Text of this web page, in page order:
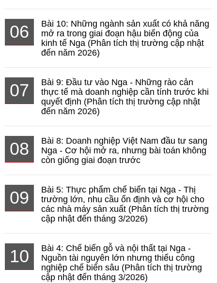
06
Bài 10: Những ngành sản xuất có khả năng
mở ra trong giai đoạn hậu biến động của
kinh tế Nga (Phân tích thị trường cập nhật
đến năm 2026)
07
Bài 9: Đầu tư vào Nga - Những rào cản
thực tế mà doanh nghiệp cần tính trước khi
quyết định (Phân tích thị trường cập nhật
đến năm 2026)
08
Bài 8: Doanh nghiệp Việt Nam đầu tư sang
Nga - Cơ hội mở ra, nhưng bài toán không
còn giống giai đoạn trước
09
Bài 5: Thực phẩm chế biến tại Nga - Thị
trường lớn, nhu cầu ổn định và cơ hội cho
các nhà máy sản xuất (Phân tích thị trường
cập nhật đến tháng 3/2026)
10
Bài 4: Chế biến gỗ và nội thất tại Nga -
Nguồn tài nguyên lớn nhưng thiếu công
nghiệp chế biến sâu (Phân tích thị trường
cập nhật đến tháng 3/2026)